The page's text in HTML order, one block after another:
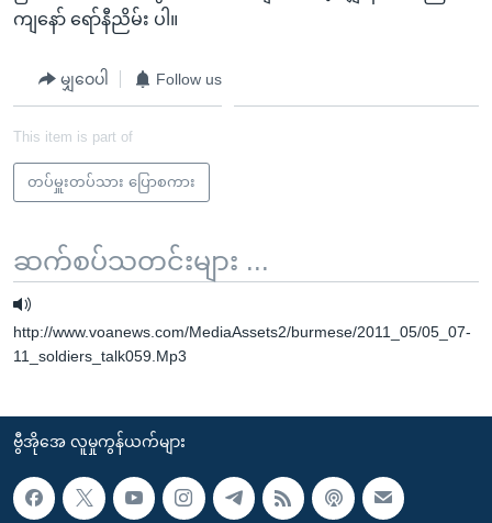
ကျနော် ရော်နီညိမ်း ပါ။
မျှဝေပါ Follow us
This item is part of
တပ်မှူးတပ်သား ပြောစကား
ဆက်စပ်သတင်းများ ...
http://www.voanews.com/MediaAssets2/burmese/2011_05/05_07-
11_soldiers_talk059.Mp3
ဗွီအိုအေ လူမှုကွန်ယက်များ